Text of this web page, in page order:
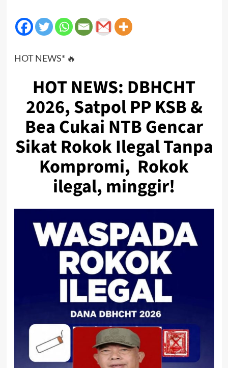
HOT NEWS* 🔥
HOT NEWS: DBHCHT
2026, Satpol PP KSB &
Bea Cukai NTB Gencar
Sikat Rokok Ilegal Tanpa
Kompromi, Rokok
ilegal, minggir!